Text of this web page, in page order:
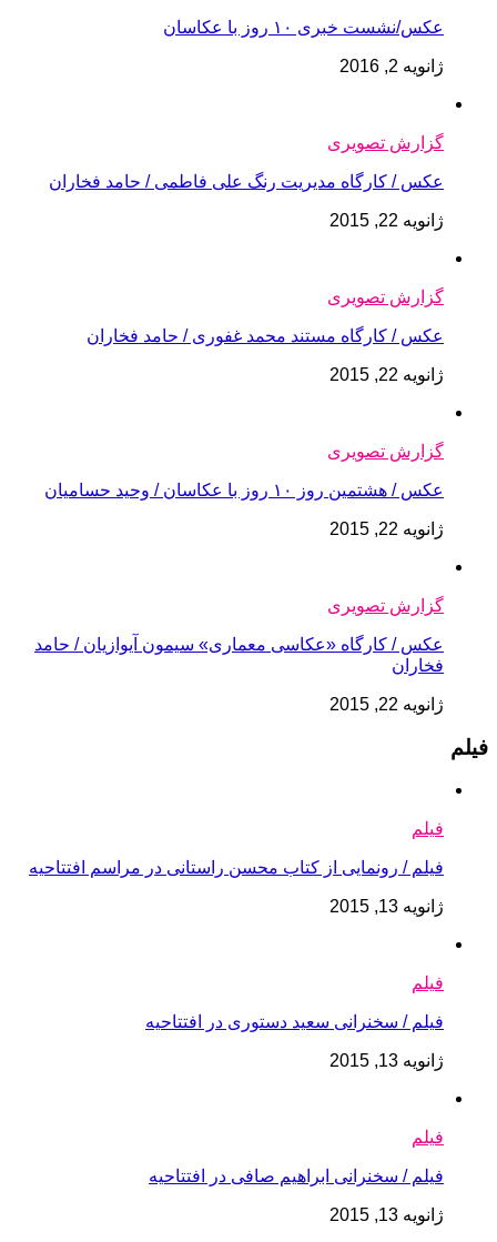
عکس/نشست خبری ۱۰ روز با عکاسان
ژانویه 2, 2016
گزارش تصویری
عکس / کارگاه مدیریت رنگ علی فاطمی / حامد فخاران
ژانویه 22, 2015
گزارش تصویری
عکس / کارگاه مستند محمد غفوری / حامد فخاران
ژانویه 22, 2015
گزارش تصویری
عکس / هشتمین روز ۱۰ روز با عکاسان / وحید حسامیان
ژانویه 22, 2015
گزارش تصویری
عکس / کارگاه «عکاسی معماری» سیمون آیوازیان / حامد
فخاران
ژانویه 22, 2015
فیلم
فیلم
فیلم / رونمایی از کتاب محسن راستانی در مراسم افتتاحیه
ژانویه 13, 2015
فیلم
فیلم / سخنرانی سعید دستوری در افتتاحیه
ژانویه 13, 2015
فیلم
فیلم / سخنرانی ابراهیم صافی در افتتاحیه
ژانویه 13, 2015